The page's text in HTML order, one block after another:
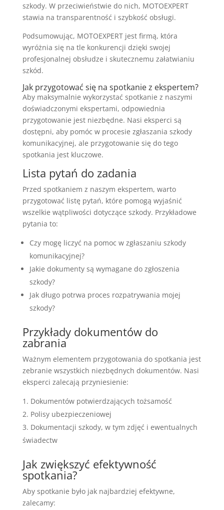
szkody. W przeciwieństwie do nich, MOTOEXPERT
stawia na transparentność i szybkość obsługi.
Podsumowując, MOTOEXPERT jest firmą, która
wyróżnia się na tle konkurencji dzięki swojej
profesjonalnej obsłudze i skutecznemu załatwianiu
szkód.
Jak przygotować się na spotkanie z ekspertem?
Aby maksymalnie wykorzystać spotkanie z naszymi
doświadczonymi ekspertami, odpowiednia
przygotowanie jest niezbędne. Nasi eksperci są
dostępni, aby pomóc w procesie zgłaszania szkody
komunikacyjnej, ale przygotowanie się do tego
spotkania jest kluczowe.
Lista pytań do zadania
Przed spotkaniem z naszym ekspertem, warto
przygotować listę pytań, które pomogą wyjaśnić
wszelkie wątpliwości dotyczące szkody. Przykładowe
pytania to:
Czy mogę liczyć na pomoc w zgłaszaniu szkody
komunikacyjnej?
Jakie dokumenty są wymagane do zgłoszenia
szkody?
Jak długo potrwa proces rozpatrywania mojej
szkody?
Przykłady dokumentów do
zabrania
Ważnym elementem przygotowania do spotkania jest
zebranie wszystkich niezbędnych dokumentów. Nasi
eksperci zalecają przyniesienie:
Dokumentów potwierdzających tożsamość
Polisy ubezpieczeniowej
Dokumentacji szkody, w tym zdjęć i ewentualnych
świadectw
Jak zwiększyć efektywność
spotkania?
Aby spotkanie było jak najbardziej efektywne,
zalecamy: